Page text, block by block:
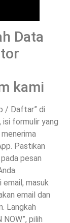
Data
kami
/ Daftar” di
, isi formulir yang
menerima
Pastikan
pesan
masuk
email dan
Langkah
pilih